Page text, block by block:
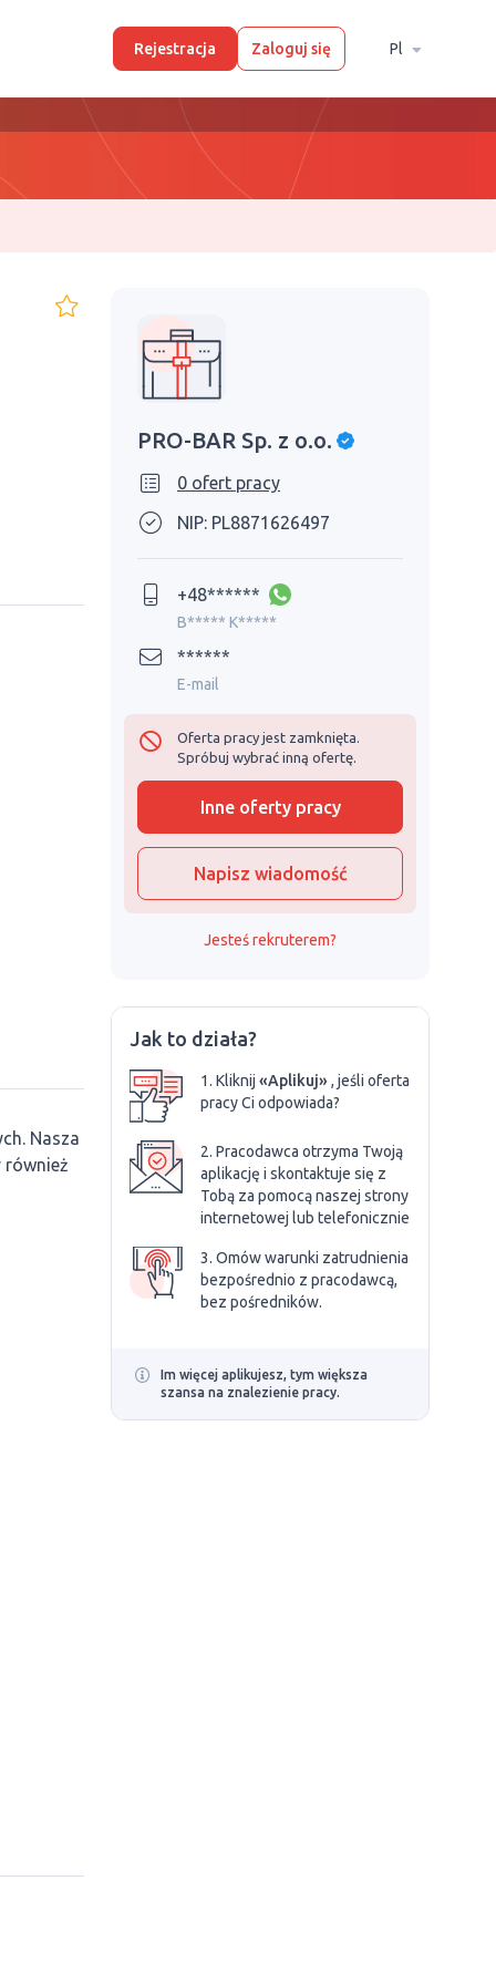
Rejestracja Zaloguj się Pl
Nasza
również
PRO-BAR Sp. z o.o.
0 ofert pracy
NIP: PL8871626497
+48******
B***** K*****
******
E-mail
Oferta pracy jest zamknięta.
Spróbuj wybrać inną ofertę.
Inne oferty pracy
Napisz wiadomość
Jesteś rekruterem?
Jak to działa?
1. Kliknij «Aplikuj», jeśli oferta
pracy Ci odpowiada?
2. Pracodawca otrzyma Twoją
aplikację i skontaktuje się z
Tobą za pomocą naszej strony
internetowej lub telefonicznie
3. Omów warunki zatrudnienia
bezpośrednio z pracodawcą,
bez pośredników.
Im więcej aplikujesz, tym większa
szansa na znalezienie pracy.